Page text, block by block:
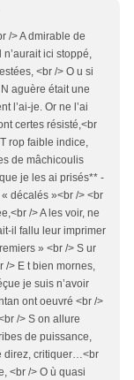
/> A dmirable de
n’aurait ici stoppé,
<br /> O u si
aguère était une
l’ai-je. Or ne l’ai
certes résisté,<br
rop faible indice,
de mâchicoulis
je les ai prisés** -
décalés »<br /> <br
/> A les voir, ne
il fallu leur imprimer
» <br /> S ur
/> E t bien mornes,
je suis n’avoir
ont oeuvré <br />
/> S on allure
de puissance,
direz, critiquer…<br
<br /> O ù quasi